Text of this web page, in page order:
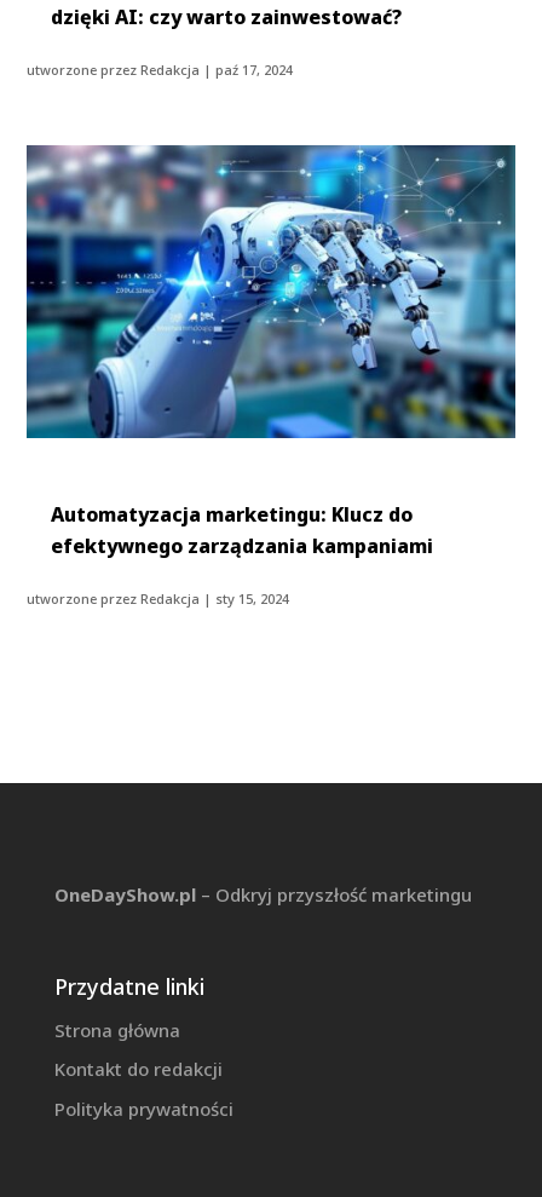
dzięki AI: czy warto zainwestować?
utworzone przezRedakcja |paź 17, 2024
Automatyzacja marketingu: Klucz do
efektywnego zarządzania kampaniami
utworzone przezRedakcja | sty 15, 2024
OneDayShow.pl– Odkryj przyszłość marketingu
Przydatne linki
Strona główna
Kontakt do redakcji
Polityka prywatności